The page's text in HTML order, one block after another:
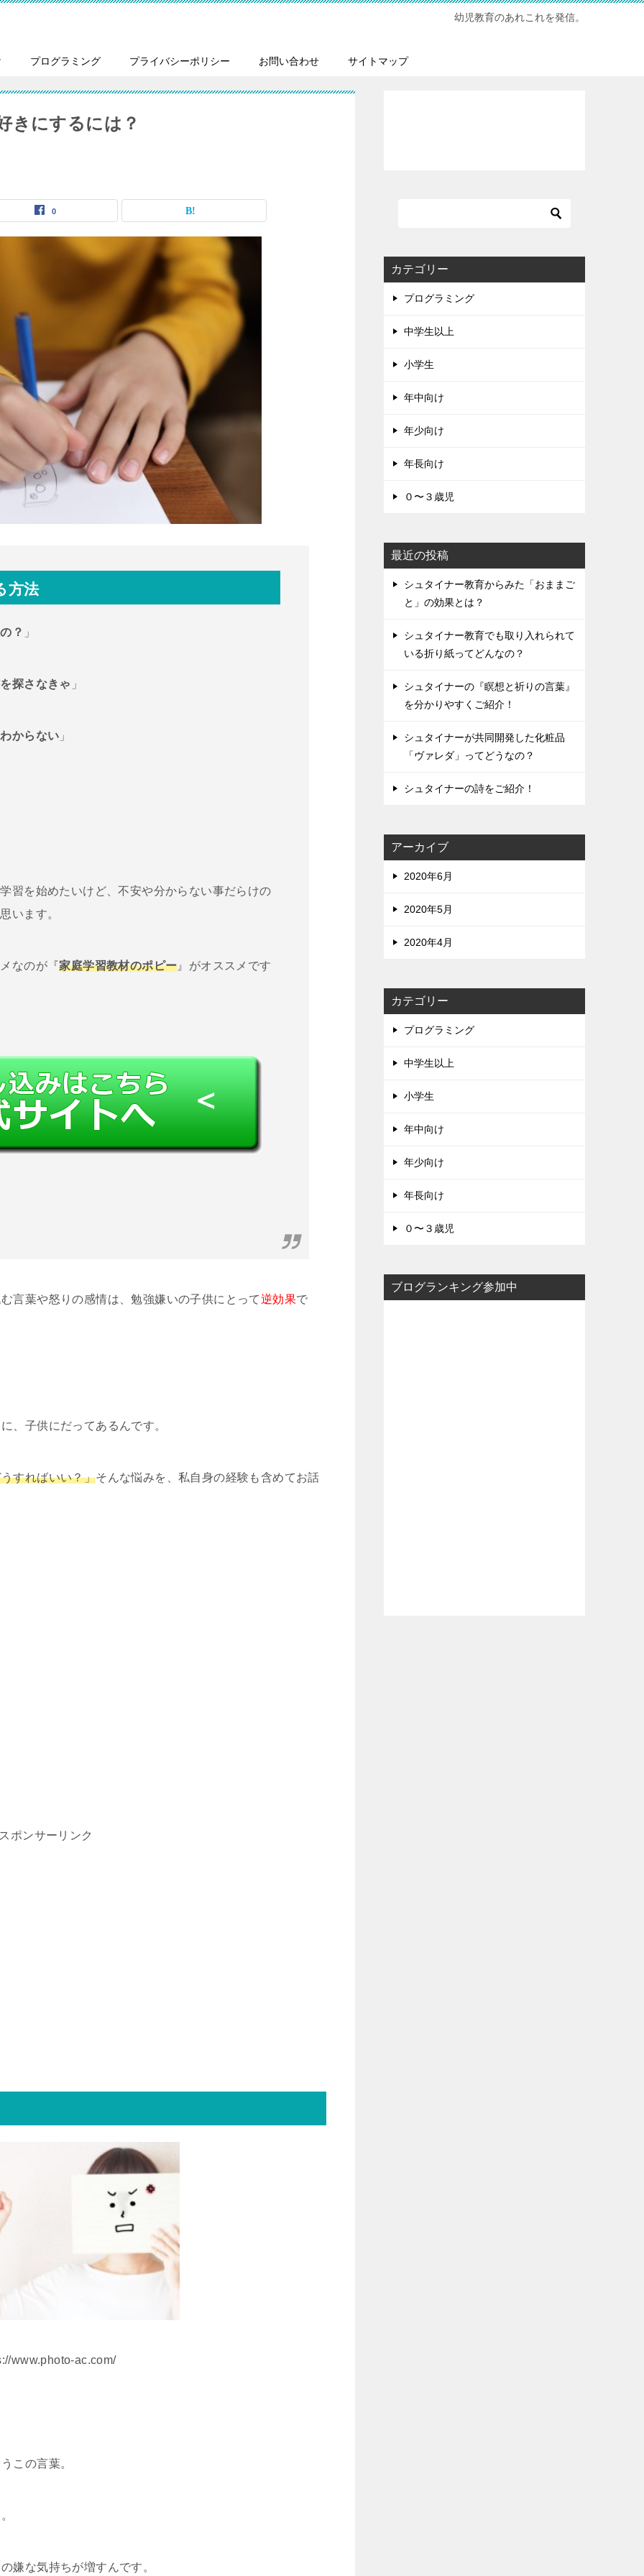
幼児教育のあれこれを発信。
プログラミング プライバシーポリシー お問い合わせ サイトマップ
きにするには？
0
方法
？ 」
探さなきゃ 」
からない 」
習を始めたいけど、不安や分からない事だらけの
います。
なのが『家庭学習教材のポピー 』がオススメです
言葉や怒りの感情は、勉強嫌いの子供にとって逆効果で
、子供にだってあるんです。
すればいい？」そんな悩みを、私自身の経験も含めてお話
ポンサーリンク
www.photo-ac.com/
この言葉。
嫌な気持ちが増すんです。
カテゴリー
プログラミング
中学生以上
小学生
年中向け
年少向け
年長向け
０〜３歳児
最近の投稿
シュタイナー教育からみた「おままご
と」の効果とは？
シュタイナー教育でも取り入れられて
いる折り紙ってどんなの？
シュタイナーの『瞑想と祈りの言葉』
を分かりやすくご紹介！
シュタイナーが共同開発した化粧品
「ヴァレダ」ってどうなの？
シュタイナーの詩をご紹介！
アーカイブ
2020年6月
2020年5月
2020年4月
カテゴリー
プログラミング
中学生以上
小学生
年中向け
年少向け
年長向け
０〜３歳児
ブログランキング参加中